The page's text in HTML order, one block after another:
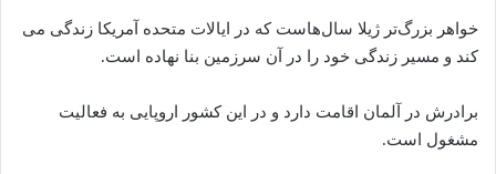
خواهر بزرگ‌تر ژیلا سال‌هاست که در ایالات متحده آمریکا زندگی می‌
کند و مسیر زندگی خود را در آن سرزمین بنا نهاده‌ است.
برادرش در آلمان اقامت دارد و در این کشور اروپایی به فعالیت
مشغول است.